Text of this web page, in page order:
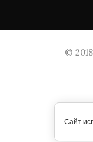
©
Сайт